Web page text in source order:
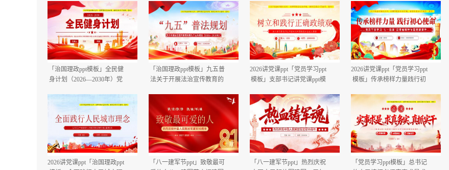
「治国理政ppt模板」全民健
身计划（2026—2030年）党
「治国理政ppt模板」九五普
法关于开展法治宣传教育的
整内容」.pptx
2026讲党课ppt「党员学习ppt
模板」支部书记讲党课ppt模
2026讲党课ppt「党员学习ppt
模板」传承榜样力量践行初
得者精神党课ppt模板「带完
整内容」.pptx
2026讲党课ppt「治国理政ppt
「八一建军节ppt」致敬最可
「八一建军节ppt」热烈庆祝
「党员学习ppt模板」总书记